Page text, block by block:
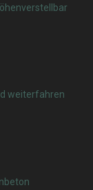
weiterfahren